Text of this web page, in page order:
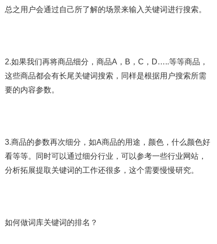
总之用户会通过自己所了解的场景来输入关键词进行搜索。
2.如果我们再将商品细分，商品A，B，C，D…..等等商品，
这些商品都会有长尾关键词搜索，同样是根据用户搜索所需
要的内容参数。
3.商品的参数再次细分，如A商品的用途，颜色，什么颜色好
看等等。同时可以通过细分行业，可以参考一些行业网站，
分析拓展提取关键词的工作还很多，这个需要慢慢研究。
如何做词库关键词的排名？